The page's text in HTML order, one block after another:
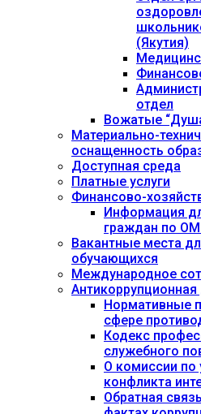
(Якутия)
отдел
Вожатые
Материально-
оснащенность
Доступная среда
Платные услуги
Финансово-
Информация
граждан по
Вакантные места
обучающихся
Международное
Антикоррупционная
Нормативные
сфере
Кодекс
служебного
О комиссии по
конфликта
Обратная